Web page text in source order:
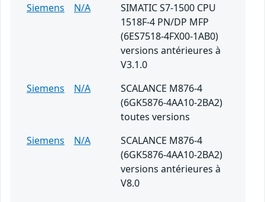
Siemens
N/A
SIMATIC S7-1500 CPU
1518F-4 PN/DP MFP
(6ES7518-4FX00-1AB0)
versions antérieures à
V3.1.0
Siemens
N/A
SCALANCE M876-4
(6GK5876-4AA10-2BA2)
toutes versions
Siemens
N/A
SCALANCE M876-4
(6GK5876-4AA10-2BA2)
versions antérieures à
V8.0